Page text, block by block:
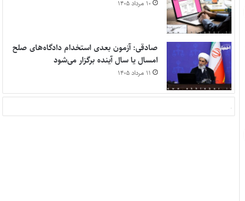
۱۰ مرداد ۱۴۰۵
صادقی: آزمون بعدی استخدام دادگاه‌های صلح
امسال یا سال آینده برگزار می‌شود
۱۱ مرداد ۱۴۰۵